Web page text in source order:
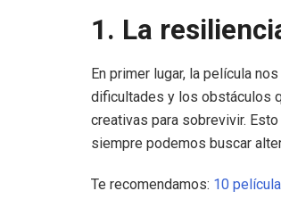
1. La
En primer lugar, la película
dificultades y los obstáculos
creativas para sobrevivir.
siempre podemos buscar
Te recomendamos: 10